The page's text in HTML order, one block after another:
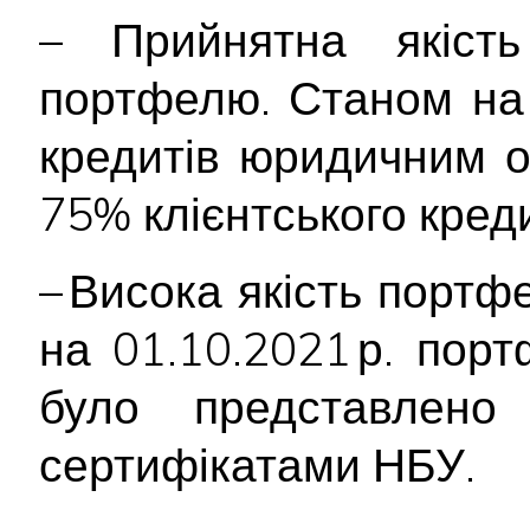
– Прийнятна якість
портфелю. Станом
кредитів юридичним
75% клієнтського
– Висока якість
на 01.10.2021 р.
було
сертифікатами НБУ.